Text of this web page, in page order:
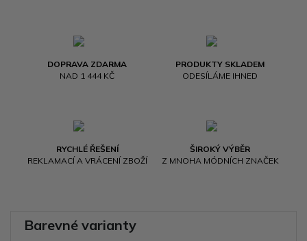
DOPRAVA ZDARMA
NAD 1 444 KČ
PRODUKTY SKLADEM
ODESÍLÁME IHNED
RYCHLÉ ŘEŠENÍ
REKLAMACÍ A VRÁCENÍ ZBOŽÍ
ŠIROKÝ VÝBĚR
Z MNOHA MÓDNÍCH ZNAČEK
Barevné varianty